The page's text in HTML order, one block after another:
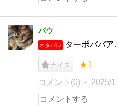
パウ
ネタバレ ターボババ
ナイス ★1
コメント(0) 2025/